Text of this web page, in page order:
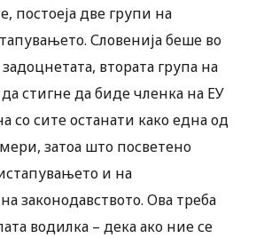
постоеја две групи на
Словенија беше во
втората група на
стигне да биде членка на ЕУ
со сите останати како една од
затоа што посветено
и на
законодавството. Ова треба
водилка – дека ако ние се